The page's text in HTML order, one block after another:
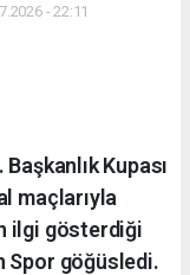
- 22:11
Kupası
maçlarıyla
ilgi gösterdiği
Spor göğüsledi.